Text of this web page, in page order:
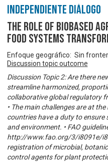
Independiente Diálogo
The Role of Biobased
Food Systems
Enfoque geográfico: Sin
Discussion topic outcome
Discussion Topic 2: Are there
streamline harmonized,
collaborative global regulatory
• The main challenges are at
countries have a duty to
and environment. • FAO
http://www.fao.org/3/i8091e/
registration of microbial,
control agents for plant